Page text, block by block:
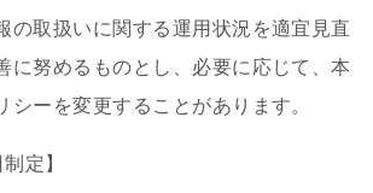
の取扱いに関する運用状況を適宜見直
に努めるものとし、必要に応じて、本
シーを変更することがあります。
定】